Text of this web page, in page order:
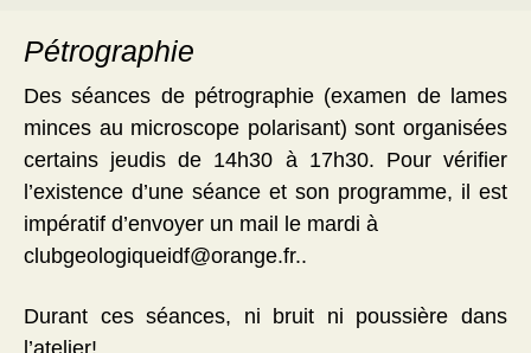
Pétrographie
Des séances de pétrographie (examen de lames
minces au microscope polarisant) sont organisées
certains jeudis de 14h30 à 17h30. Pour vérifier
l’existence d’une séance et son programme, il est
impératif d’envoyer un mail le mardi à
clubgeologiqueidf@orange.fr..
Durant ces séances, ni bruit ni poussière dans